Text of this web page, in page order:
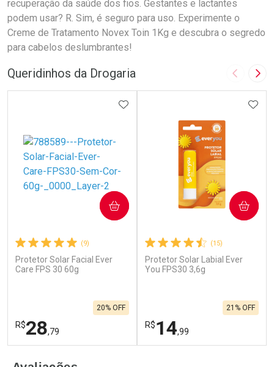
recuperação da saúde dos fios. Gestantes e lactantes
podem usar? R. Sim, é seguro para uso. Experimente o
Creme de Tratamento Novex Toin 1Kg e descubra o segredo
para cabelos deslumbrantes!
Queridinhos da Drogaria Imagem
(9)
Protetor Solar Facial Ever
Care FPS 30 60g
R$28,79
20% OFF
ADICIONAR AOS FAVORITOS
COMPRAR
(15)
Protetor Solar Labial Ever
You FPS30 3,6g
R$14,99
21% OFF
COMPRAR